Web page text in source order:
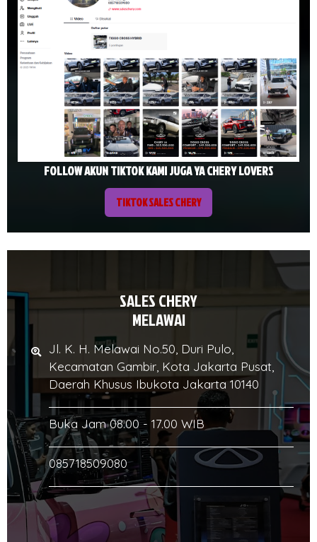
FOLLOW AKUN TIKTOK KAMI JUGA YA CHERY LOVERS
TIKTOK SALES CHERY
SALES CHERY
MELAWAI
Jl. K. H. Melawai No.50, Duri Pulo,
Kecamatan Gambir, Kota Jakarta Pusat,
Daerah Khusus Ibukota Jakarta 10140
Buka Jam 08.00 - 17.00 WIB
085718509080